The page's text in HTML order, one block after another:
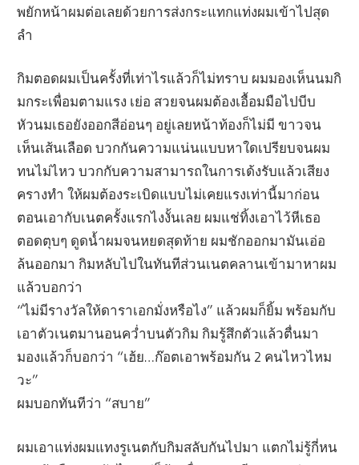
พยักหน้าผมต่อเลยด้วยการส่งกระแทกแท่งผมเข้าไปสุด
ลำ
กิมตอดผมเป็นครั้งที่เท่าไรแล้วก็ไม่ทราบ ผมมองเห็นนมกิ
มกระเพื่อมตามแรง เย่อ สวยจนผมต้องเอื้อมมือไปบีบ
หัวนมเธอยังออกสีอ่อนๆ อยู่เลยหน้าท้องก็ไม่มี ขาวจน
เห็นเส้นเลือด บวกกันความแน่นแบบหาใดเปรียบจนผม
ทนไม่ไหว บวกกับความสามารถในการเด้งรับแล้วเสียง
ครางทำ ให้ผมต้องระเบิดแบบไม่เคยแรงเท่านี้มาก่อน
ตอนเอากับเนตครั้งแรกไงงั้นเลย ผมแช่ทิ้งเอาไว้หีเธอ
ตอดตุบๆ ดูดน้ำผมจนหยดสุดท้าย ผมชักออกมามันเอ่อ
ล้นออกมา กิมหลับไปในทันทีส่วนเนตคลานเข้ามาหาผม
แล้วบอกว่า
“ไม่มีรางวัลให้ดาราเอกมั่งหรือไง” แล้วผมก็ยิ้ม พร้อมกับ
เอาตัวเนตมานอนคว่ำบนตัวกิม กิมรู้สึกตัวแล้วตื่นมา
มองแล้วก็บอกว่า “เฮ้ย…ก๊อตเอาพร้อมกัน 2 คนไหวไหม
วะ”
ผมบอกทันทีว่า “สบาย”
ผมเอาแท่งผมแทงรูเนตกับกิมสลับกันไปมา แตกไม่รู้กี่หน